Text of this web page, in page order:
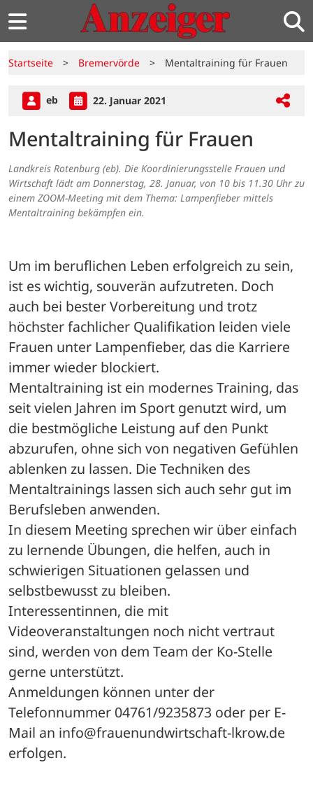
Startseite > Bremervörde > Mentaltraining für Frauen
eb 22. Januar 2021
Mentaltraining für Frauen
Landkreis Rotenburg (eb). Die Koordinierungsstelle Frauen und
Wirtschaft lädt am Donnerstag, 28. Januar, von 10 bis 11.30 Uhr zu
einem ZOOM-Meeting mit dem Thema: Lampenfieber mittels
Mentaltraining bekämpfen ein.
Um im beruflichen Leben erfolgreich zu sein,
ist es wichtig, souverän aufzutreten. Doch
auch bei bester Vorbereitung und trotz
höchster fachlicher Qualifikation leiden viele
Frauen unter Lampenfieber, das die Karriere
immer wieder blockiert.
Mentaltraining ist ein modernes Training, das
seit vielen Jahren im Sport genutzt wird, um
die bestmögliche Leistung auf den Punkt
abzurufen, ohne sich von negativen Gefühlen
ablenken zu lassen. Die Techniken des
Mentaltrainings lassen sich auch sehr gut im
Berufsleben anwenden.
In diesem Meeting sprechen wir über einfach
zu lernende Übungen, die helfen, auch in
schwierigen Situationen gelassen und
selbstbewusst zu bleiben.
Interessentinnen, die mit
Videoveranstaltungen noch nicht vertraut
sind, werden von dem Team der Ko-Stelle
gerne unterstützt.
Anmeldungen können unter der
Telefonnummer 04761/9235873 oder per E-
Mail an info@frauenundwirtschaft-lkrow.de
erfolgen.